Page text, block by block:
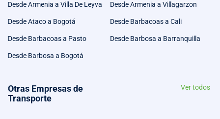
Desde Armenia a Villa De Leyva Desde Armenia a Villagarzon
Desde Ataco a Bogotá Desde Barbacoas a Cali
Desde Barbacoas a Pasto Desde Barbosa a Barranquilla
Desde Barbosa a Bogotá
Otras Empresas de
Transporte
Ver todos